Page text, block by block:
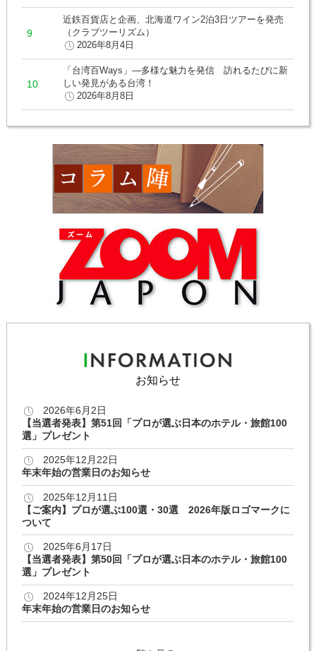
近鉄百貨店と企画、北海道ワイン2泊3日ツアーを発売
（クラブツーリズム）
2026年8月4日
「台湾百Ways」―多様な魅力を発信 訪れるたびに新
しい発見がある台湾！
2026年8月8日
お知らせ
2026年6月2日
【当選者発表】第51回「プロが選ぶ日本のホテル・旅館100
選」プレゼント
2025年12月22日
年末年始の営業日のお知らせ
2025年12月11日
【ご案内】プロが選ぶ100選・30選 2026年版ロゴマークに
ついて
2025年6月17日
【当選者発表】第50回「プロが選ぶ日本のホテル・旅館100
選」プレゼント
2024年12月25日
年末年始の営業日のお知らせ